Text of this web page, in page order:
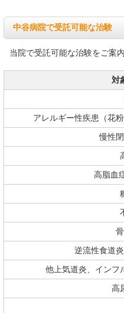
中谷病院で受託可能な治験
当院で受託可能な治験をご案
対
アレルギー性疾患（花
慢性
高脂血
逆流性食道
他上気道炎、インフ
高